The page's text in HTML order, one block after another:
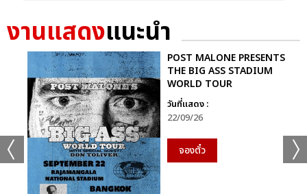
งานแสดงแนะนำ
POST MALONE PRESENTS
THE BIG ASS STADIUM
WORLD TOUR
วันที่แสดง :
22/09/26
จองตั๋ว